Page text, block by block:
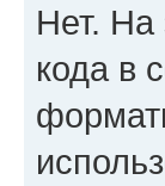
Нет. На
кода в